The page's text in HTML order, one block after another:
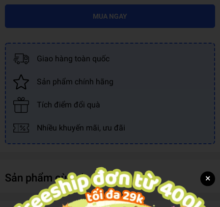
MUA NGAY
Giao hàng toàn quốc
Sản phẩm chính hãng
Tích điểm đổi quà
Nhiều khuyến mãi, ưu đãi
Sản phẩm cùng loại ×